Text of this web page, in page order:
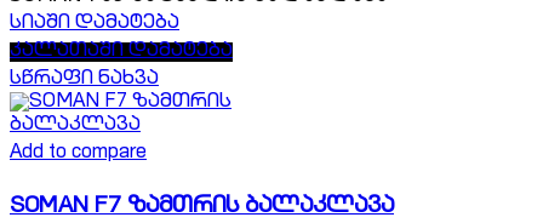
სიაში დამატება
კალათაში დამატება
სწრაფი ნახვა
Add to compare
SOMAN F7 ზამთრის ბალაკლავა